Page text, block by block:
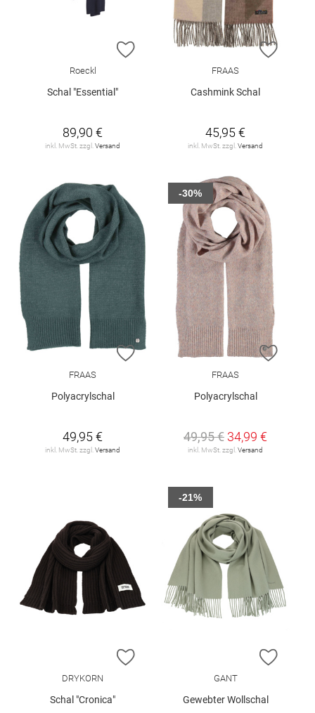
ZUR WUNSCHLISTE HINZUFÜGEN
Roeckl
Schal "Essential"
89,90 €
inkl. MwSt. zzgl. Versand
ZUR
FRAAS
Cashmink Schal
45,95 €
inkl. MwSt. zzgl. Versand
ZUR WUNSCHLISTE HINZUFÜGEN
FRAAS
Polyacrylschal
49,95 €
inkl. MwSt. zzgl. Versand
ZUR
FRAAS
Polyacrylschal
49,95 € 34,99 €
inkl. MwSt. zzgl. Versand
-30%
ZUR WUNSCHLISTE HINZUFÜGEN
DRYKORN
Schal "Cronica"
ZUR
GANT
Gewebter Wollschal
-21%